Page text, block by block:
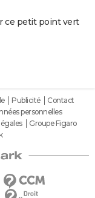
ce petit point vert
Publicité
Contact
personnelles
Groupe Figaro